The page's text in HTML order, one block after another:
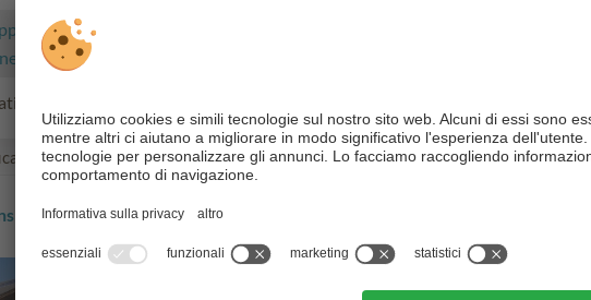
non sono stati trovati alloggi nella categoria Pensione. Qui trovate una
di strutture simili nei dintorni.
trovati 1 alloggi per Lei.
secondo: Lista generale località stelle distanza
Arnica Appartements